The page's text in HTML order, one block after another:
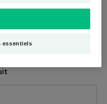
à tendance
essentiels